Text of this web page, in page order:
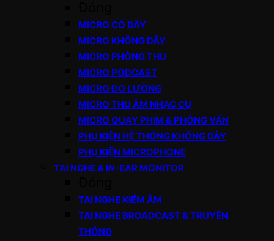
MICRO CÓ DÂY
MICRO KHÔNG DÂY
MICRO PHÒNG THU
MICRO PODCAST
MICRO ĐO LƯỜNG
MICRO THU ÂM NHẠC CỤ
MICRO QUAY PHIM & PHỎNG VẤN
PHỤ KIỆN HỆ THỐNG KHÔNG DÂY
PHỤ KIỆN MICROPHONE
TAI NGHE & IN-EAR MONITOR
TAI NGHE KIỂM ÂM
TAI NGHE BROADCAST & TRUYỀN
THÔNG